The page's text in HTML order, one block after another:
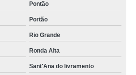
Pontão
Portão
Rio Grande
Ronda Alta
Sant'Ana do livramento